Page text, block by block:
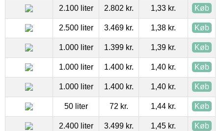
2.100 liter 2.802 kr. 1,33 kr. Køb
2.500 liter 3.469 kr. 1,38 kr. Køb
1.000 liter 1.399 kr. 1,39 kr. Køb
1.000 liter 1.400 kr. 1,40 kr. Køb
1.000 liter 1.400 kr. 1,40 kr. Køb
50 liter 72 kr. 1,44 kr. Køb
2.400 liter 3.499 kr. 1,45 kr. Køb